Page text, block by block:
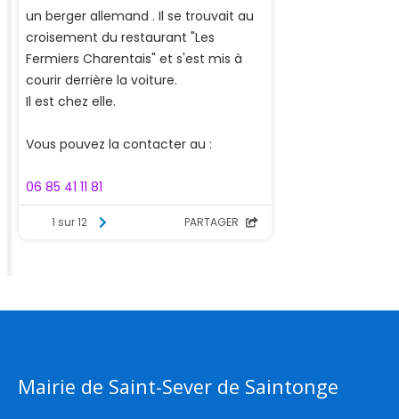
Mairie de Saint-Sever de Saintonge